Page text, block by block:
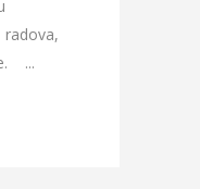
...